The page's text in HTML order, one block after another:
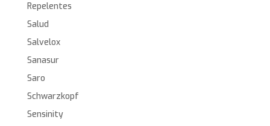
Repelentes
Salud
Salvelox
Sanasur
Saro
Schwarzkopf
Sensinity